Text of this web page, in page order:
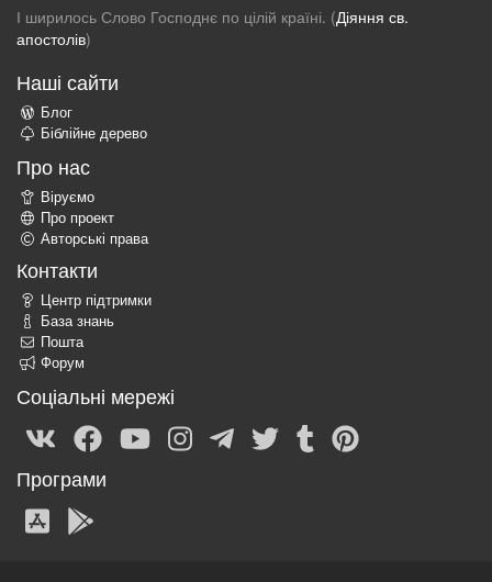
І ширилось Слово Господнє по цілій країні. (Діяння св.
апостолів)
Наші сайти
Блог
Біблійне дерево
Про нас
Віруємо
Про проект
Авторські права
Контакти
Центр підтримки
База знань
Пошта
Форум
Соціальні мережі
Програми